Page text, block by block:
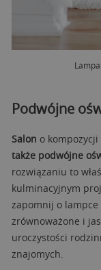
Podwójne
Salon o
także podwójne
rozwiązaniu to
kulminacyjnym
zapomnij o lampce
zrównoważone i
uroczystości
znajomych.